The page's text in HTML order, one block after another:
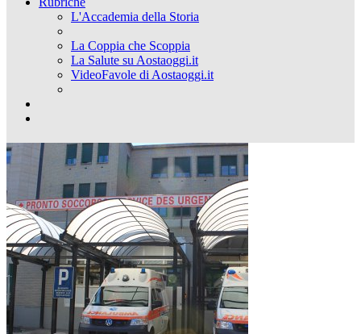
L'Accademia della Storia
La Coppia che Scoppia
La Salute su Aostaoggi.it
VideoFavole di Aostaoggi.it